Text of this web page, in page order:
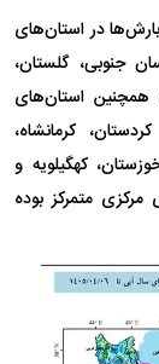
در استان‌های
جنوبی، گلستان،
همچنین استان‌های
کرمانشاه،
کهگیلویه و
متمرکز بوده